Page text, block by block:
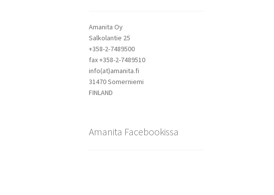
Amanita Oy
Salkolantie 25
+358-2-7489500
fax +358-2-7489510
info(at)amanita.fi
31470 Somerniemi
FINLAND
Amanita Facebookissa